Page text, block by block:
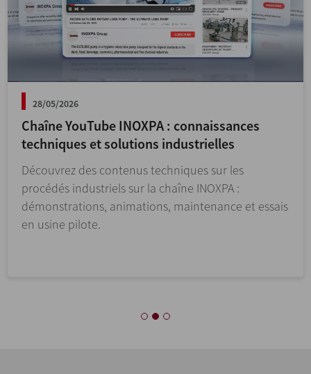
30/04/2026
Solutions complètes pour la production de
fromage
INOXPA propose des installations complètes pour la
production de fromages ainsi que des machines
pour la réception, le stockage, l’hygiénisation et la
pasteurisation.